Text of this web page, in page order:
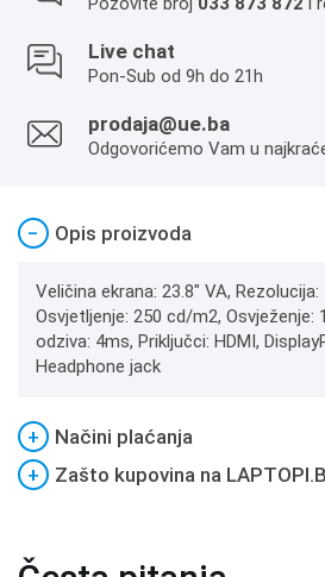
Live chat
Pon-Sub od 9h do 21h
prodaja@ue.ba
Odgovorićemo Vam u
− Opis proizvoda
Veličina ekrana: 23.8" VA, Rezolucija:
Osvjetljenje: 250 cd/m2, Osvježenje:
odziva: 4ms, Priključci: HDMI,
Headphone jack
+
Načini plaćanja
+
Zašto kupovina na